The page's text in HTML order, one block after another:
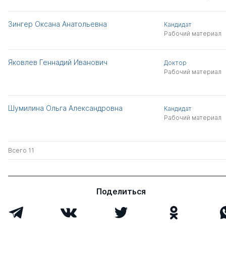
Зингер Оксана Анатольевна
Кандидат
Рабочий материал
Яковлев Геннадий Иванович
Доктор
Рабочий материал
Шумилина Ольга Александровна
Кандидат
Рабочий материал
Всего 11
Поделиться